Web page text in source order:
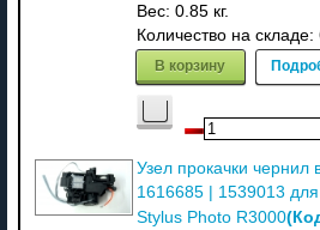
Вес: 0.85 кг.
Количество на складе:
В корзину
Узел прокачки чернил
1616685 | 1539013
Stylus Photo R3000